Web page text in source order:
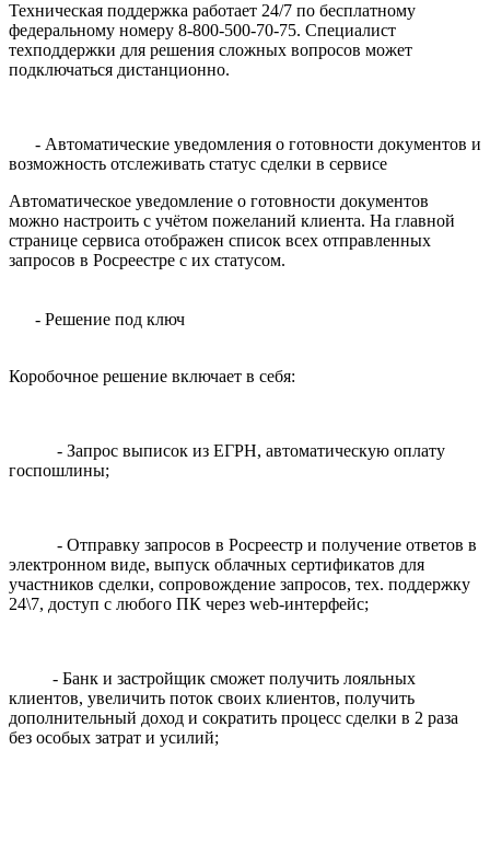
Техническая поддержка работает 24/7 по бесплатному
федеральному номеру 8-800-500-70-75. Специалист
техподдержки для решения сложных вопросов может
подключаться дистанционно.
- Автоматические уведомления о готовности документов и
возможность отслеживать статус сделки в сервисе
Автоматическое уведомление о готовности документов
можно настроить с учётом пожеланий клиента. На главной
странице сервиса отображен список всех отправленных
запросов в Росреестре с их статусом.
- Решение под ключ
Коробочное решение включает в себя:
- Запрос выписок из ЕГРН, автоматическую оплату
госпошлины;
- Отправку запросов в Росреестр и получение ответов в
электронном виде, выпуск облачных сертификатов для
участников сделки, сопровождение запросов, тех. поддержку
24\7, доступ с любого ПК через web-интерфейс;
- Банк и застройщик сможет получить лояльных
клиентов, увеличить поток своих клиентов, получить
дополнительный доход и сократить процесс сделки в 2 раза
без особых затрат и усилий;